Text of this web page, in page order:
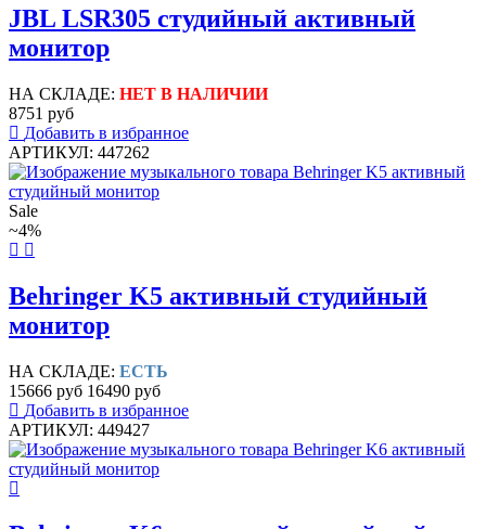
JBL LSR305 студийный активный
монитор
НА СКЛАДЕ: НЕТ В НАЛИЧИИ
8751 руб
Добавить в избранное
АРТИКУЛ: 447262
Sale
~4%
Behringer K5 активный студийный
монитор
НА СКЛАДЕ: ЕСТЬ
15666 руб 16490 руб
Добавить в избранное
АРТИКУЛ: 449427